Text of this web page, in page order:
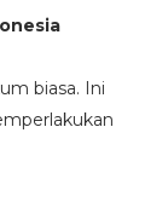
biasa. Ini